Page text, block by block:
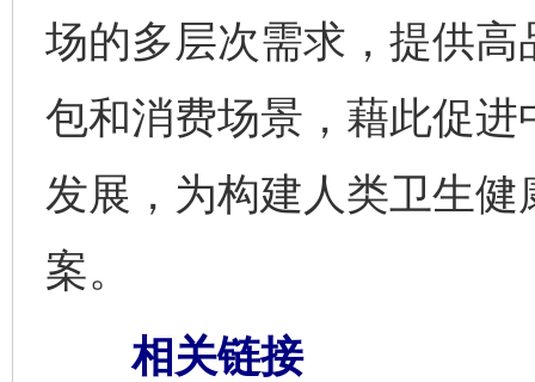
场的多层次需求，提供
包和消费场景，藉此促
发展，为构建人类卫生
案。
相关链接